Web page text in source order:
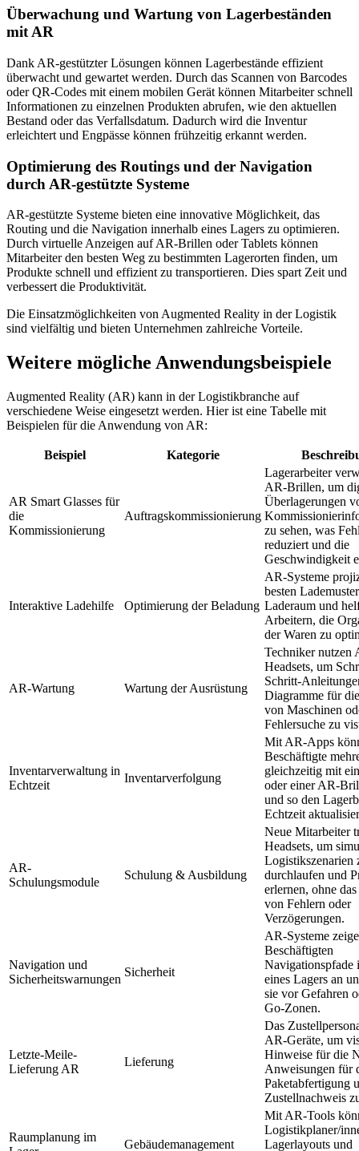
Überwachung und Wartung von Lagerbeständen
mit AR
Dank AR-gestützter Lösungen können Lagerbestände effizient
überwacht und gewartet werden. Durch das Scannen von Barcodes
oder QR-Codes mit einem mobilen Gerät können Mitarbeiter schnell
Informationen zu einzelnen Produkten abrufen, wie den aktuellen
Bestand oder das Verfallsdatum. Dadurch wird die Inventur
erleichtert und Engpässe können frühzeitig erkannt werden.
Optimierung des Routings und der Navigation
durch AR-gestützte Systeme
AR-gestützte Systeme bieten eine innovative Möglichkeit, das
Routing und die Navigation innerhalb eines Lagers zu optimieren.
Durch virtuelle Anzeigen auf AR-Brillen oder Tablets können
Mitarbeiter den besten Weg zu bestimmten Lagerorten finden, um
Produkte schnell und effizient zu transportieren. Dies spart Zeit und
verbessert die Produktivität.
Die Einsatzmöglichkeiten von Augmented Reality in der Logistik
sind vielfältig und bieten Unternehmen zahlreiche Vorteile.
Weitere mögliche Anwendungsbeispiele
Augmented Reality (AR) kann in der Logistikbranche auf
verschiedene Weise eingesetzt werden. Hier ist eine Tabelle mit
Beispielen für die Anwendung von AR:
Beispiel Kategorie
AR Smart Glasses für
die
Kommissionierung
Auftragskommissionierung
Lagerarbeiter
AR-Brillen, um
Überlagerungen
zu sehen, was
reduziert und die
Geschwindigkeit
Interaktive Ladehilfe Optimierung der Beladung
AR-Systeme
besten
Laderaum und
Arbeitern, die
der Waren zu
AR-Wartung Wartung der Ausrüstung
Techniker nutzen
Headsets, um
Schritt-
Diagramme für
von Maschinen
Fehlersuche zu
Inventarverwaltung in
Echtzeit
Inventarverfolgung
Mit AR-Apps
Beschäftigte
gleichzeitig mit
oder einer AR-
und so den
Echtzeit
AR-
Schulungsmodule
Schulung & Ausbildung
Neue Mitarbeiter
Headsets, um
Logistikszenarien
durchlaufen und
erlernen, ohne
von Fehlern oder
Verzögerungen.
Navigation und
Sicherheitswarnungen
Sicherheit
AR-Systeme
Beschäftigten
Navigationspfade
eines Lagers an
sie vor Gefahren
Go-Zonen.
Letzte-Meile-
Lieferung AR
Lieferung
Das
AR-Geräte, um
Hinweise für die
Anweisungen für
Paketabfertigung
Zustellnachweis
Raumplanung im
Gebäudemanagement
Mit AR-Tools
Logistikplaner/
Lagerlayouts und